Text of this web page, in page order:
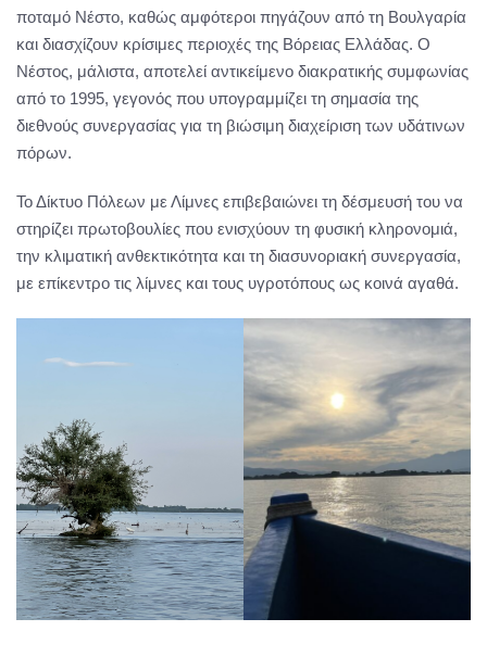
ποταμό Νέστο, καθώς αμφότεροι πηγάζουν από τη Βουλγαρία
και διασχίζουν κρίσιμες περιοχές της Βόρειας Ελλάδας. Ο
Νέστος, μάλιστα, αποτελεί αντικείμενο διακρατικής συμφωνίας
από το 1995, γεγονός που υπογραμμίζει τη σημασία της
διεθνούς συνεργασίας για τη βιώσιμη διαχείριση των υδάτινων
πόρων.
Το Δίκτυο Πόλεων με Λίμνες επιβεβαιώνει τη δέσμευσή του να
στηρίζει πρωτοβουλίες που ενισχύουν τη φυσική κληρονομιά,
την κλιματική ανθεκτικότητα και τη διασυνοριακή συνεργασία,
με επίκεντρο τις λίμνες και τους υγροτόπους ως κοινά αγαθά.